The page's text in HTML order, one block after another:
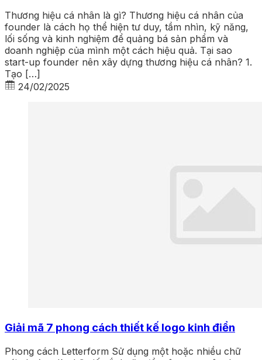
Thương hiệu cá nhân là gì? Thương hiệu cá nhân của
founder là cách họ thể hiện tư duy, tầm nhìn, kỹ năng,
lối sống và kinh nghiệm để quảng bá sản phẩm và
doanh nghiệp của mình một cách hiệu quả. Tại sao
start-up founder nên xây dựng thương hiệu cá nhân? 1.
Tạo […]
24/02/2025
Giải mã 7 phong cách thiết kế logo kinh điển
Phong cách Letterform Sử dụng một hoặc nhiều chữ